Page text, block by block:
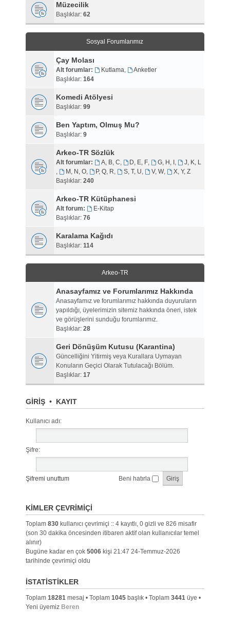
Müzecilik
Başlıklar: 62
Sosyal Forumlarımız
Çay Molası
Alt forumlar: Kutlama,
Anketler
Başlıklar: 164
Komedi Atölyesi
Başlıklar: 99
Ben Yaptım, Olmuş Mu?
Başlıklar: 9
Arkeo-TR Sözlük
Alt forumlar: A, B, C, D, E, F, G, H, I ,
J, K, L
,
M, N, O, P, Q, R, S, T, U, V, W,
X, Y, Z
Başlıklar: 240
Arkeo-TR Kütüphanesi
Alt forum:
E-Kitap
Başlıklar: 76
Karalama Kağıdı
Başlıklar: 114
Arkeo-TR
Anasayfamız ve Forumlarımız Hakkında
Anasayfamız ve forumlarımız hakkında duyuruların
yapıldığı, üyelerimizin sitemiz hakkında öneri, istek
ve görüşlerini sunduğu forumlarımız.
Başlıklar: 28
Geri Dönüşüm Kutusu (Karantina)
Güncelliğini Yitirmiş veya Kurallara Uymayan
Konuların Geçici Olarak Tutulacağı Bölüm.
Başlıklar: 17
GIRIŞ• KAYIT
Kullanıcı adı:
Şifre:
Şifremi unuttum Beni hatırla
KIMLER ÇEVRIMIÇI
Toplam 830kullanıcı çevrimiçi :: 4 kayıtlı, 0 gizli ve 826 misafir
(son 30 dakika öncesinden itibaren aktif olan kullanıcılar temel
alınır)
Bugüne kadar en çok 5006kişi 21:47 24-Temmuz-2026
tarihinde çevrimiçi oldu
İSTATISTIKLER
Toplam 18281mesaj • Toplam 1045başlık • Toplam 3441üye •
Yeni üyemiz Beren